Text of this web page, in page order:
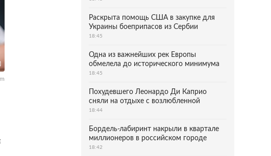
Раскрыта помощь США в закупке для
Украины боеприпасов из Сербии
18:45
Одна из важнейших рек Европы
обмелела до исторического минимума
18:45
Похудевшего Леонардо Ди Каприо
сняли на отдыхе с возлюбленной
18:44
Бордель-лабиринт накрыли в квартале
миллионеров в российском городе
18:42